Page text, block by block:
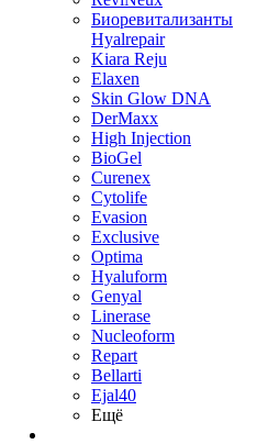
Биоревитализанты
Hyalrepair
Kiara Reju
Elaxen
Skin Glow DNA
DerMaxx
High Injection
BioGel
Curenex
Cytolife
Evasion
Exclusive
Optima
Hyaluform
Genyal
Linerase
Nucleoform
Repart
Bellarti
Ejal40
Ещё